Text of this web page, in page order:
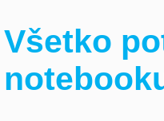
Všetko